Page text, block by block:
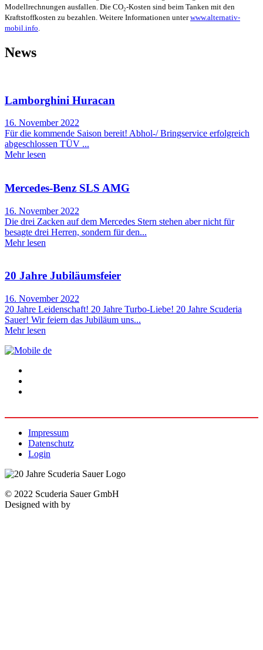
Modellrechnungen ausfallen. Die CO₂-Kosten sind beim Tanken mit den
Kraftstoffkosten zu bezahlen. Weitere Informationen unterwww.alternativ-
mobil.info.
News
Lamborghini Huracan
16. November 2022
Für die kommende Saison bereit! Abhol-/ Bringservice erfolgreich
abgeschlossen TÜV ...
Mehr lesen
Mercedes-Benz SLS AMG
16. November 2022
Die drei Zacken auf dem Mercedes Stern stehen aber nicht für
besagte drei Herren, sondern für den...
Mehr lesen
20 Jahre Jubiläumsfeier
16. November 2022
20 Jahre Leidenschaft! 20 Jahre Turbo-Liebe! 20 Jahre Scuderia
Sauer! Wir feiern das Jubiläum uns...
Mehr lesen
Impressum
Datenschutz
Login
© 2022 Scuderia Sauer GmbH
Designed with by